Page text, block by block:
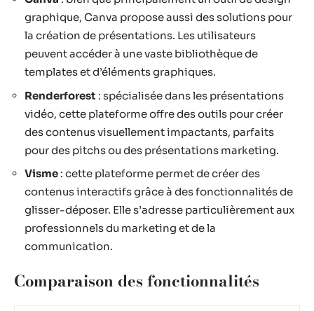
graphique, Canva propose aussi des solutions pour
la création de présentations. Les utilisateurs
peuvent accéder à une vaste bibliothèque de
templates et d’éléments graphiques.
Renderforest : spécialisée dans les présentations
vidéo, cette plateforme offre des outils pour créer
des contenus visuellement impactants, parfaits
pour des pitchs ou des présentations marketing.
Visme : cette plateforme permet de créer des
contenus interactifs grâce à des fonctionnalités de
glisser-déposer. Elle s’adresse particulièrement aux
professionnels du marketing et de la
communication.
Comparaison des fonctionnalités